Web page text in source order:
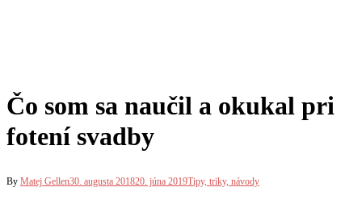
Čo som sa naučil a okukal pri
fotení svadby
By Matej Gellen30. augusta 201820. júna 2019Tipy, triky, návody